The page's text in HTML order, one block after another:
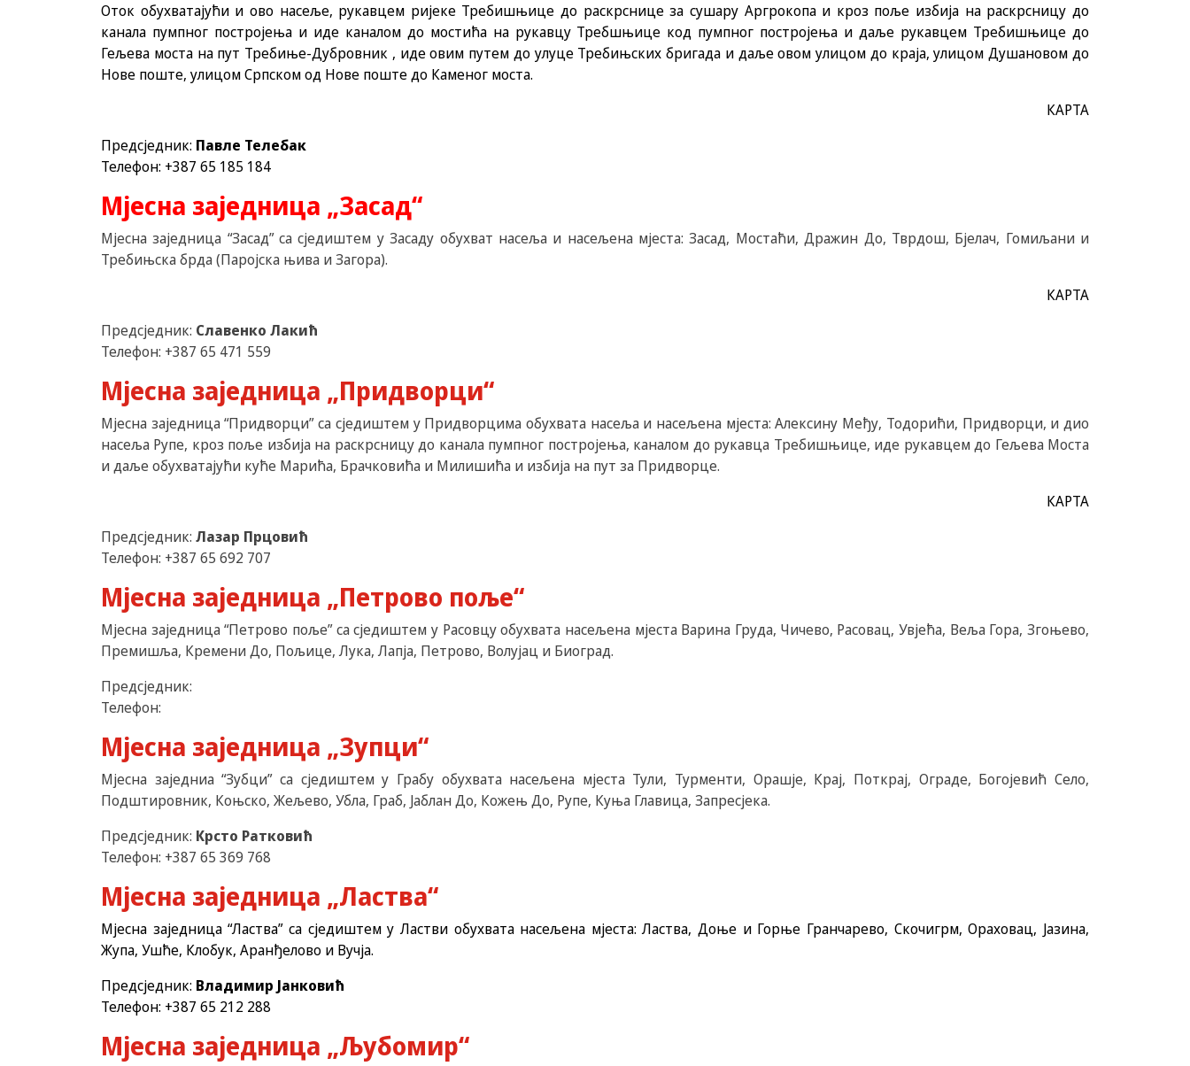
Оток обухватајући и ово насеље, рукавцем ријеке Требишњице до раскрснице за сушару Аргрокопа и кроз поље избија на раскрсницу до
канала пумпног постројења и иде каналом до мостића на рукавцу Требшњице код пумпног постројења и даље рукавцем Требишњице до
Гељева моста на пут Требиње-Дубровник , иде овим путем до улуце Требињских бригада и даље овом улицом до краја, улицом Душановом до
Нове поште, улицом Српском од Нове поште до Каменог моста.
КАРТА
Предсједник: Павле Телебак
Телефон: +387 65 185 184
Мјесна заједница „Засад“
Мјесна заједница “Засад” са сједиштем у Засаду обухват насеља и насељена мјеста: Засад, Мостаћи, Дражин До, Тврдош, Бјелач, Гомиљани и
Требињска брда (Паројска њива и Загора).
КАРТА
Предсједник: Славенко Лакић
Телефон: +387 65 471 559
Мјесна заједница „Придворци“
Мјесна заједница “Придворци” са сједиштем у Придворцима обухвата насеља и насељена мјеста: Алексину Међу, Тодорићи, Придворци, и дио
насеља Рупе, кроз поље избија на раскрсницу до канала пумпног постројења, каналом до рукавца Требишњице, иде рукавцем до Гељева Моста
и даље обухватајући куће Марића, Брачковића и Милишића и избија на пут за Придворце.
КАРТА
Предсједник: Лазар Прцовић
Телефон: +387 65 692 707
Мјесна заједница „Петрово поље“
Мјесна заједница “Петрово поље” са сједиштем у Расовцу обухвата насељена мјеста Варина Груда, Чичево, Расовац, Увјећа, Веља Гора, Згоњево,
Премишља, Кремени До, Пољице, Лука, Лапја, Петрово, Волујац и Биоград.
Предсједник:
Телефон:
Мјесна заједница „Зупци“
Мјесна заједниа “Зубци” са сједиштем у Грабу обухвата насељена мјеста Тули, Турменти, Орашје, Крај, Поткрај, Ограде, Богојевић Село,
Подштировник, Коњско, Жељево, Убла, Граб, Јаблан До, Кожењ До, Рупе, Куња Главица, Запресјека.
Предсједник: Крсто Ратковић
Телефон: +387 65 369 768
Мјесна заједница „Ластва“
Мјесна заједница “Ластва” са сједиштем у Ластви обухвата насељена мјеста: Ластва, Доње и Горње Гранчарево, Скочигрм, Ораховац, Јазина,
Жупа, Ушће, Клобук, Аранђелово и Вучја.
Предсједник: Владимир Јанковић
Телефон: +387 65 212 288
Мјесна заједница „Љубомир“